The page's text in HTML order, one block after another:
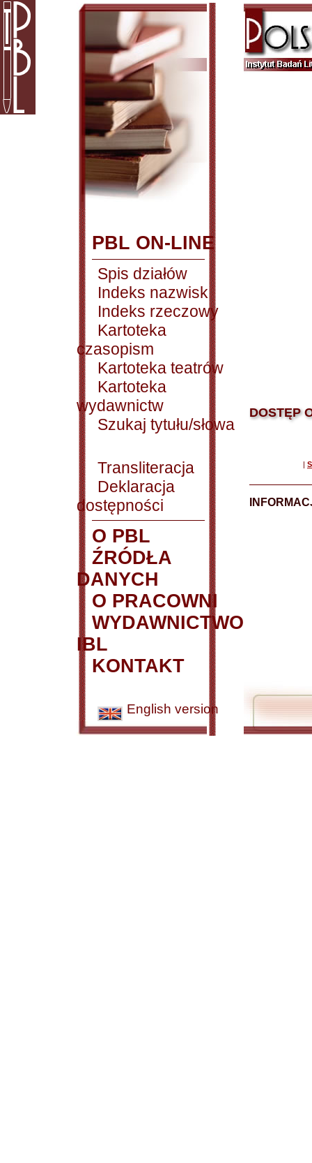
PBL ON-LINE
Spis działów
Indeks nazwisk
Indeks rzeczowy
Kartoteka
czasopism
Kartoteka teatrów
Kartoteka
wydawnictw
Szukaj tytułu/słowa
Transliteracja
Deklaracja
dostępności
O PBL
ŹRÓDŁA
DANYCH
O PRACOWNI
WYDAWNICTWO
IBL
KONTAKT
English version
DOSTĘP
|